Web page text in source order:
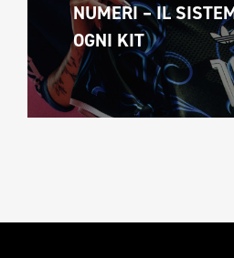
NUMERI – IL
OGNI KIT